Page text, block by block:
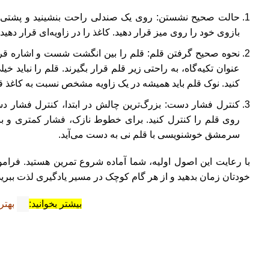
حالت صحیح نشستن: روی یک صندلی راحت بنشینید و پشتی
بازوی خود را روی میز قرار دهید. کاغذ را در زاویه‌ای قرار
نحوه صحیح گرفتن قلم: قلم را بین انگشت شست و اشاره
عنوان تکیه‌گاه، به راحتی زیر قلم قرار بگیرند. قلم را نباید
کنید. نوک قلم باید همیشه در یک زاویه مشخص نسبت به کاغذ
کنترل فشار دست: بزرگ‌ترین چالش در ابتدا، کنترل
روی قلم را کنترل کنید. برای خطوط نازک، فشار کمتری
سرمشق خوشنویسی با قلم نی به دست می‌آید.
با رعایت این اصول اولیه، شما آماده شروع تمرین هستید.
خودتان زمان بدهید و از هر گام کوچک در مسیر یادگیری لذت
بیشتر بخوانید: